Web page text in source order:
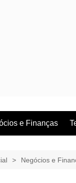
e Finanças
Negócios e